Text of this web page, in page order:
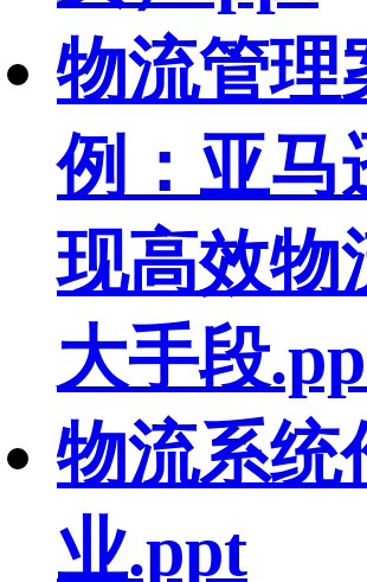
物流管理
例：亚马
现高效物
大手段
物流系统
业.ppt